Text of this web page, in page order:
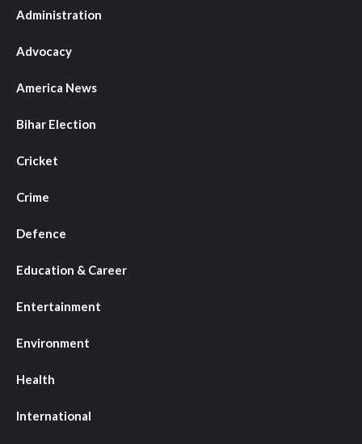
Administration
Advocacy
America News
Bihar Election
Cricket
Crime
Defence
Education & Career
Entertainment
Environment
Health
International